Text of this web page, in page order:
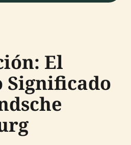
El
Significado